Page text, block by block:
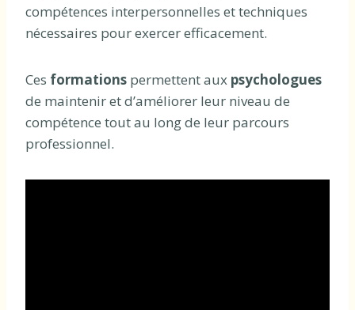
compétences interpersonnelles et techniques
nécessaires pour exercer efficacement.
Ces formations permettent aux psychologues
de maintenir et d’améliorer leur niveau de
compétence tout au long de leur parcours
professionnel.